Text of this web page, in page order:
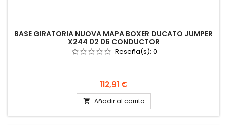
BASE GIRATORIA NUOVA MAPA BOXER DUCATO JUMPER
X244 02 06 CONDUCTOR
Reseña(s): 0
Precio
112,91 €
 Añadir al carrito